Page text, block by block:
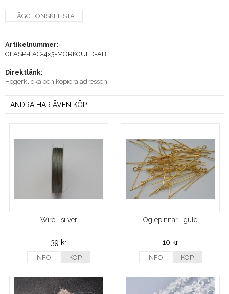
LÄGG I ÖNSKELISTA
Artikelnummer:
GLASP-FAC-4x3-MORKGULD-AB
Direktlänk:
Högerklicka och kopiera adressen
ANDRA HAR ÄVEN KÖPT
Wire - silver
39 kr
INFO KÖP
Öglepinnar - guld
10 kr
INFO KÖP